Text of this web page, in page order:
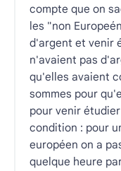
compte que on
les "non
d'argent et venir
n'avaient pas
qu'elles avaient
sommes pour
pour venir
condition : pour
européen on a
quelque heure